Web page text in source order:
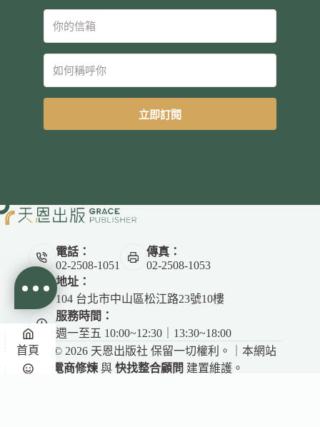
立即訂閱
電話：
02-2508-1051
傳真：
02-2508-1053
地址：
104 台北市中山區松江路23號10樓
服務時間：
週一至五 10:00~12:30｜13:30~18:00
Copyright © 2026 天恩出版社 保留一切權利。｜本網站
電商修煉 與快找整合顧問 建置維護。
首頁